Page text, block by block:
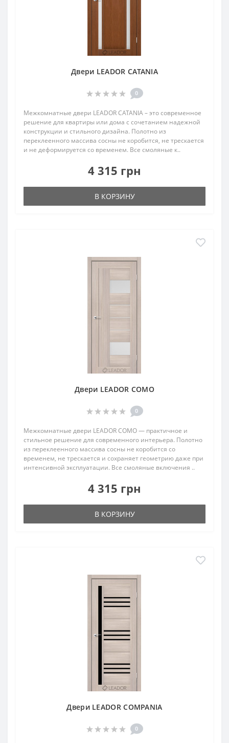
Двери LEADOR CATANIA
0
Межкомнатные двери LEADOR CATANIA – это современное
решение для квартиры или дома с сочетанием надежной
конструкции и стильного дизайна. Полотно из
переклеенного массива сосны не коробится, не трескается
и не деформируется со временем. Все смоляные к..
4 315 грн
В КОРЗИНУ
Двери LEADOR COMO
0
Межкомнатные двери LEADOR COMO — практичное и
стильное решение для современного интерьера. Полотно
из переклеенного массива сосны не коробится со
временем, не трескается и сохраняет геометрию даже при
интенсивной эксплуатации. Все смоляные включения ..
4 315 грн
В КОРЗИНУ
Двери LEADOR COMPANIA
0